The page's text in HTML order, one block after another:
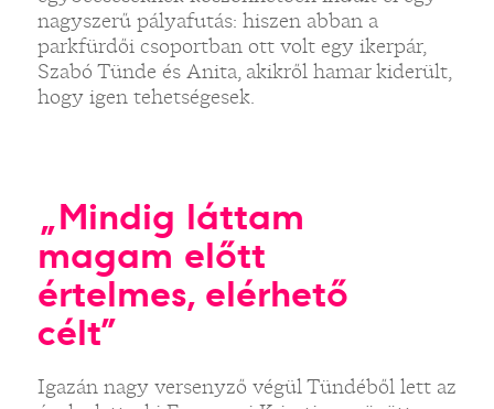
nagyszerű pályafutás: hiszen abban a
parkfürdői csoportban ott volt egy ikerpár,
Szabó Tünde és Anita, akikről hamar kiderült,
hogy igen tehetségesek.
„Mindig láttam
magam előtt
értelmes, elérhető
célt”
Igazán nagy versenyző végül Tündéből lett az